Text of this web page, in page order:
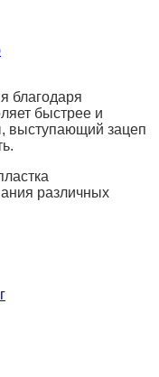
благодаря
быстрее и
выступающий зацеп
различных